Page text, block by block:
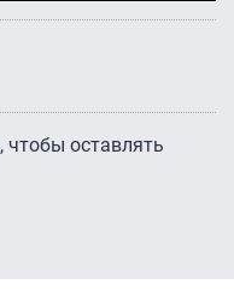
, чтобы оставлять